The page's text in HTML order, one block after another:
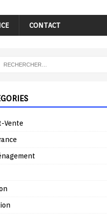
CONTACT
Vente